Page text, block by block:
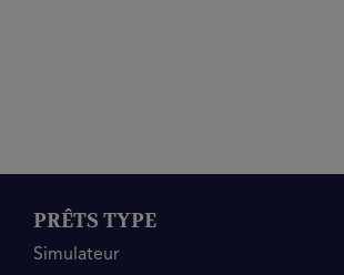
PRÊTS TYPE
Simulateur